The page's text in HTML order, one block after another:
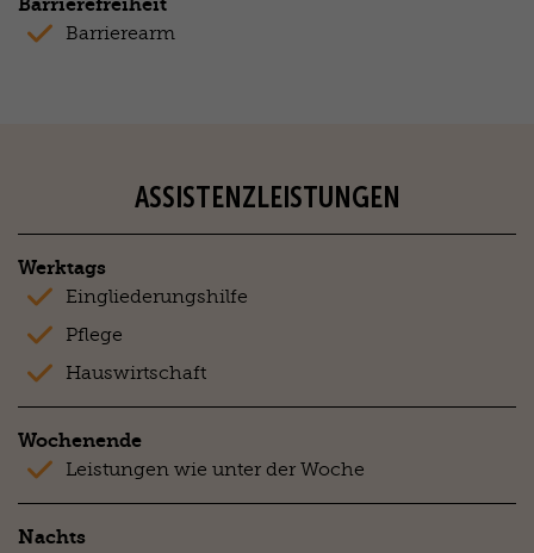
Barrierearm
ASSISTENZLEISTUNGEN
Werktags
Eingliederungshilfe
Pflege
Hauswirtschaft
Wochenende
Leistungen wie unter der Woche
Nachts